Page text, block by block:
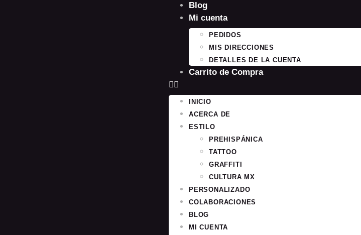
Blog
Mi cuenta
PEDIDOS
MIS DIRECCIONES
DETALLES DE LA CUENTA
Carrito de Compra
INICIO
ACERCA DE
ESTILO
PREHISPÁNICA
TATTOO
GRAFFITI
CULTURA MX
PERSONALIZADO
COLABORACIONES
BLOG
MI CUENTA